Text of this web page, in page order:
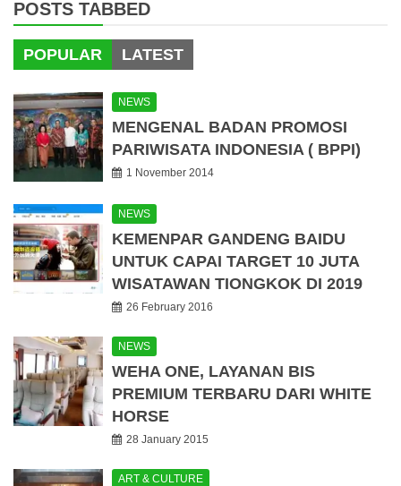
POSTS TABBED
POPULAR LATEST
NEWS
MENGENAL BADAN PROMOSI
PARIWISATA INDONESIA ( BPPI)
1 November 2014
NEWS
KEMENPAR GANDENG BAIDU
UNTUK CAPAI TARGET 10 JUTA
WISATAWAN TIONGKOK DI 2019
26 February 2016
NEWS
WEHA ONE, LAYANAN BIS
PREMIUM TERBARU DARI WHITE
HORSE
28 January 2015
ART & CULTURE